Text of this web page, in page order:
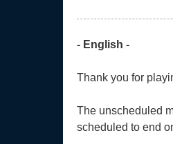
- English -
Thank you for
The unscheduled
scheduled to end